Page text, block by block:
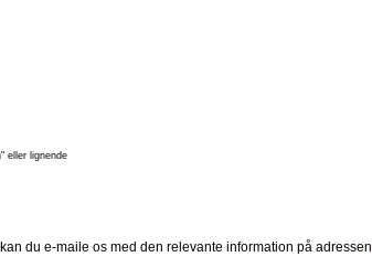
eller lignende
du e-maile os med den relevante information på adressen